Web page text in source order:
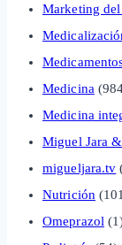
Marketing
Medicina
Medicina
Miguel Jara
migueljara.tv
Nutrición
Omeprazol